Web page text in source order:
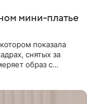
мини-платье
показала
снятых за
образ с